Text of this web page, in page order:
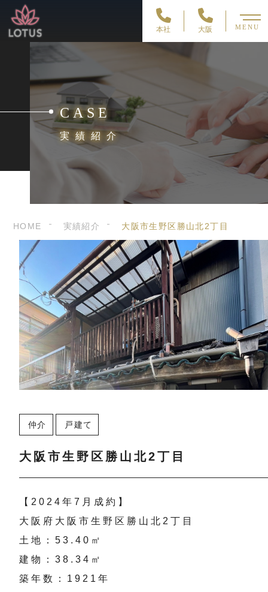
本社 大阪 MENU
CASE
実績紹介
HOME 実績紹介 大阪市生野区勝山北2丁目
仲介 戸建て
大阪市生野区勝山北2丁目
【2024年7月成約】
大阪府大阪市生野区勝山北2丁目
土地：53.40㎡
建物：38.34㎡
築年数：1921年